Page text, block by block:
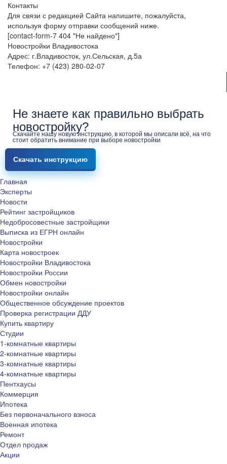
Контакты
Для связи с редакцией Сайта напишите, пожалуйста,
используя форму отправки сообщений ниже.
[contact-form-7 404 "Не найдено"]
Новостройки Владивостока
Адрес: г.Владивосток, ул.Сельская, д.5а
Телефон: +7 (423) 280-02-07
Не знаете как правильно выбрать
новостройку?
Скачайте нашу новую инструкцию, в которой мы описали всё, на что
стоит обратить внимание при выборе новостройки
Скачать инструкцию
Главная
Эксперты
Новости
Рейтинг застройщиков
Недобросовестные застройщики
Выписка из ЕГРН онлайн
Новостройки
Карта новостроек
Новостройки Владивостока
Новостройки России
Обмен новостройки
Новостройки онлайн
Общественное обсуждение проектов
Проверка регистрации ДДУ
Купить квартиру
Студии
1-комнатные квартиры
2-комнатные квартиры
3-комнатные квартиры
4-комнатные квартиры
Пентхаусы
Коммерция
Ипотека
Без первоначального взноса
Военная ипотека
Ремонт
Отдел продаж
Акции